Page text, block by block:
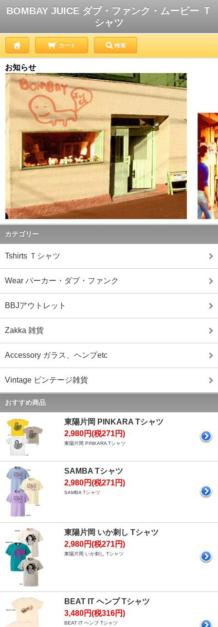
BOMBAY JUICE ダブ・ファンク・ムービー Ｔ
シャツ
カート 検索
お知らせ
カテゴリー
Tshirts Ｔシャツ
Wear パーカー・ダブ・ファンク
BBJアウトレット
Zakka 雑貨
Accessory ガラス、ヘンプetc
Vintage ビンテージ雑貨
おすすめ商品
東陽片岡 PINKARA Tシャツ
2,980円(税271円)
東陽片岡 PINKARA Tシャツ
SAMBA Tシャツ
2,980円(税271円)
SAMBA Tシャツ
東陽片岡 いか刺し Tシャツ
2,980円(税271円)
東陽片岡 いか刺し Tシャツ
BEAT IT ヘンプ Tシャツ
3,480円(税316円)
BEAT IT ヘンプ Tシャツ